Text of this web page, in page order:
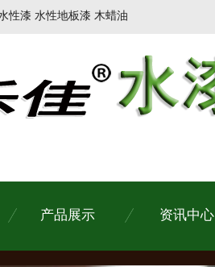
性漆 水性地板漆 木蜡油
产品展示 资讯中心